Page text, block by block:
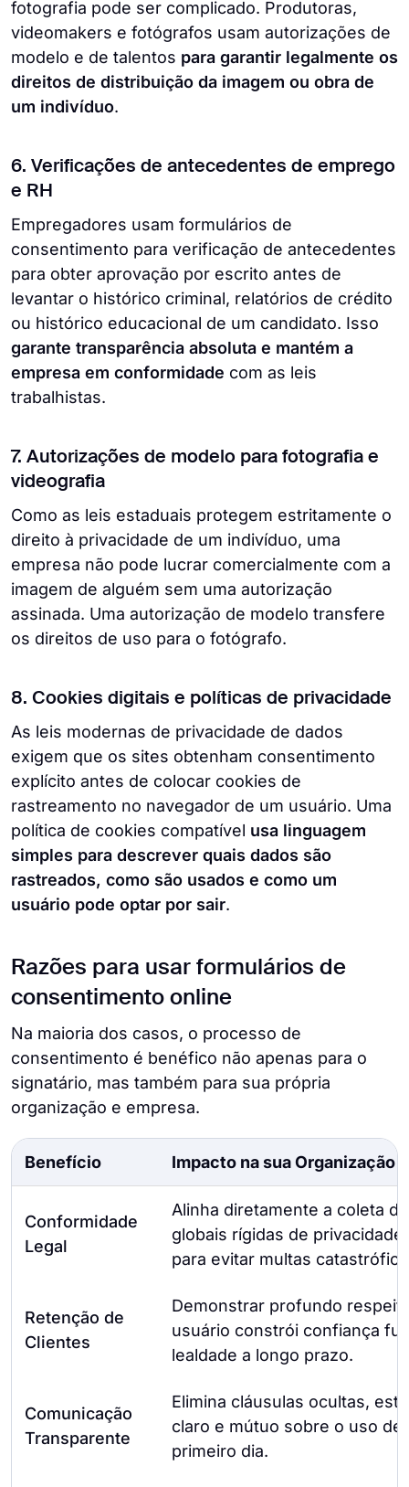
fotografia pode ser complicado. Produtoras,
videomakers e fotógrafos usam autorizações de
modelo e de talentos para garantir legalmente os
direitos de distribuição da imagem ou obra de
um indivíduo.
6. Verificações de antecedentes de emprego
e RH
Empregadores usam formulários de
consentimento para verificação de antecedentes
para obter aprovação por escrito antes de
levantar o histórico criminal, relatórios de crédito
ou histórico educacional de um candidato. Isso
garante transparência absoluta e mantém a
empresa em conformidade com as leis
trabalhistas.
7. Autorizações de modelo para fotografia e
videografia
Como as leis estaduais protegem estritamente o
direito à privacidade de um indivíduo, uma
empresa não pode lucrar comercialmente com a
imagem de alguém sem uma autorização
assinada. Uma autorização de modelo transfere
os direitos de uso para o fotógrafo.
8. Cookies digitais e políticas de privacidade
As leis modernas de privacidade de dados
exigem que os sites obtenham consentimento
explícito antes de colocar cookies de
rastreamento no navegador de um usuário. Uma
política de cookies compatível usa linguagem
simples para descrever quais dados são
rastreados, como são usados e como um
usuário pode optar por sair.
Razões para usar formulários de
consentimento online
Na maioria dos casos, o processo de
consentimento é benéfico não apenas para o
signatário, mas também para sua própria
organização e empresa.
Benefício Impacto na sua Organização /
Conformidade
Legal
Alinha diretamente a coleta
globais rígidas de
para evitar multas
Retenção de
Clientes
Demonstrar profundo
usuário constrói confiança
lealdade a longo prazo.
Comunicação
Transparente
Elimina cláusulas ocultas,
claro e mútuo sobre o uso de
primeiro dia.